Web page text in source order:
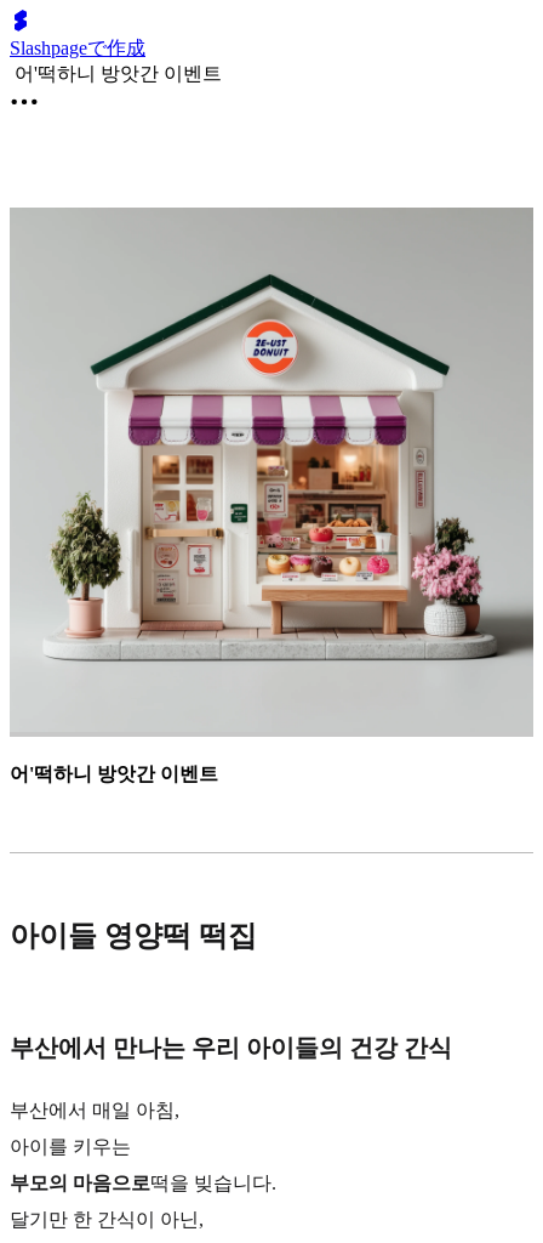
Slashpageで作成
어'떡하니 방앗간 이벤트
어'떡하니 방앗간 이벤트
아이들 영양떡 떡집
부산에서 만나는 우리 아이들의 건강 간식
부산에서 매일 아침,
아이를 키우는
부모의 마음으로떡을 빚습니다.
달기만 한 간식이 아닌,